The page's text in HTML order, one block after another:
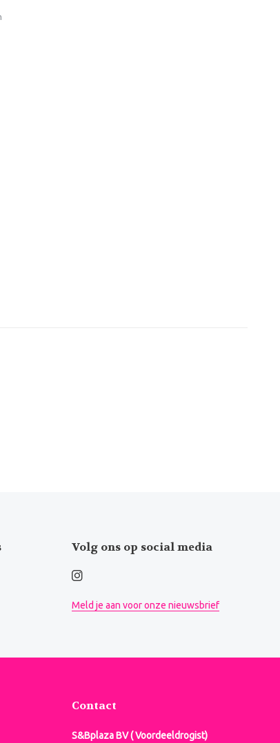
Volg ons op social media
Meld je aan voor onze nieuwsbrief
Contact
S&Bplaza BV ( Voordeeldrogist)